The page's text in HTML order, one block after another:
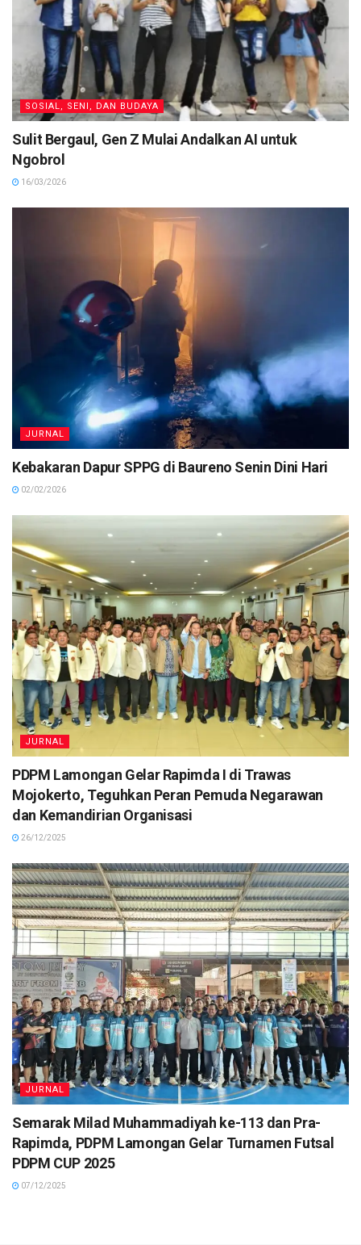
SOSIAL, SENI, DAN BUDAYA
Sulit Bergaul, Gen Z Mulai Andalkan AI untuk
Ngobrol
16/03/2026
JURNAL
Kebakaran Dapur SPPG di Baureno Senin Dini Hari
02/02/2026
JURNAL
PDPM Lamongan Gelar Rapimda I di Trawas
Mojokerto, Teguhkan Peran Pemuda Negarawan
dan Kemandirian Organisasi
26/12/2025
JURNAL
Semarak Milad Muhammadiyah ke-113 dan Pra-
Rapimda, PDPM Lamongan Gelar Turnamen Futsal
PDPM CUP 2025
07/12/2025